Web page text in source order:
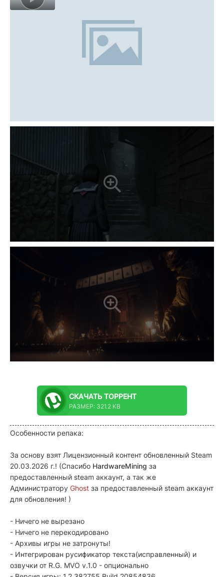
СКАЧАТЬ ТОРРЕНТ
РАЗМЕР: 321.2 KB
Особенности репака:
За основу взят Лицензионный контент обновленный Steam
20.03.2026 г.! (Спасибо HardwareMining за
предоставленный steam аккаунт, а так же
Администратору Ghost за предоставленный steam аккаунт
для обновления! )
- Ничего не вырезано
- Ничего не перекодировано
- Архивы игры не затронуты!
- Интегрирован русификатор текста(исправленный) и
озвучки от R.G. MVO v.1.0 - опционально